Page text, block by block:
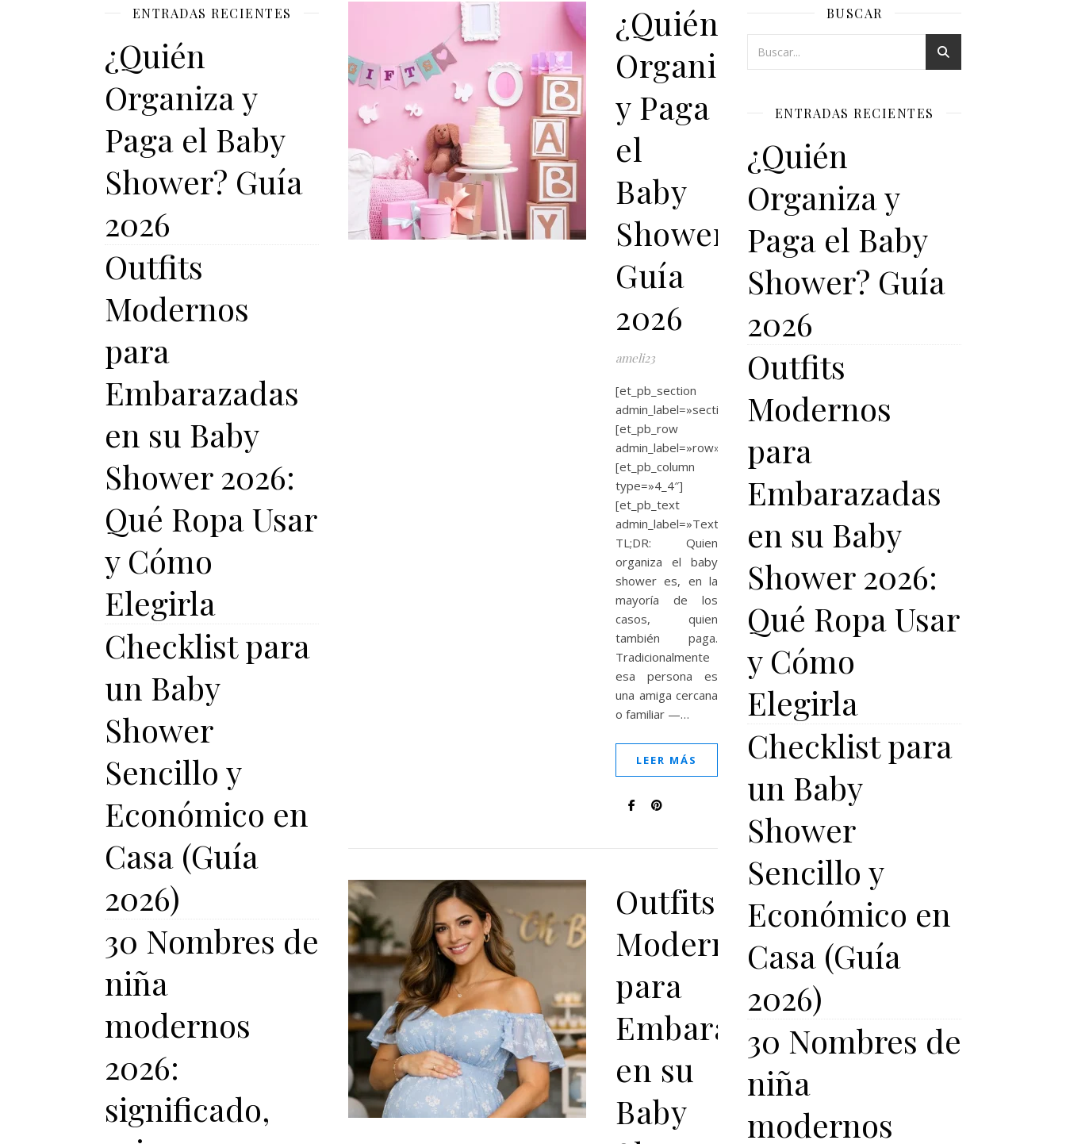
ENTRADAS RECIENTES
¿Quién
Organiza y
Paga el Baby
Shower? Guía
2026
Outfits
Modernos
para
Embarazadas
en su Baby
Shower 2026:
Qué Ropa Usar
y Cómo
Elegirla
Checklist para
un Baby
Shower
Sencillo y
Económico en
Casa (Guía
2026)
30 Nombres de
niña
modernos
2026:
significado,
¿Quién
Organiza
y Paga
el
Baby
Shower?
Guía
2026
ameli23
[et_pb_section
admin_label=»section»]
[et_pb_row
admin_label=»row»]
[et_pb_column
type=»4_4″]
[et_pb_text
admin_label=»Text»]
TL;DR: Quien
organiza el baby
shower es, en la
mayoría de los
casos, quien
también paga.
Tradicionalmente
esa persona es
una amiga cercana
o familiar —…
LEER MÁS
Outfits
Modernos
para
Embarazadas
en su
Baby
BUSCAR
ENTRADAS RECIENTES
¿Quién
Organiza y
Paga el Baby
Shower? Guía
2026
Outfits
Modernos
para
Embarazadas
en su Baby
Shower 2026:
Qué Ropa Usar
y Cómo
Elegirla
Checklist para
un Baby
Shower
Sencillo y
Económico en
Casa (Guía
2026)
30 Nombres de
niña
modernos